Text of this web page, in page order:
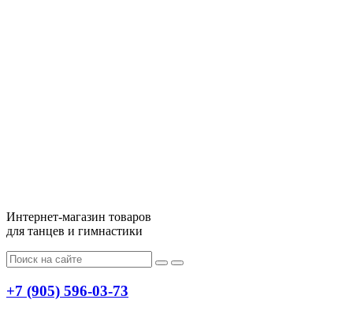
Интернет-магазин товаров
для танцев и гимнастики
+7 (905) 596-03-73